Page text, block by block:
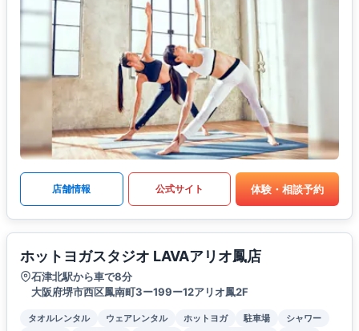
店舗情報 公式サイト 体験・相談予約
ホットヨガスタジオ LAVAアリオ鳳店
石津北駅から車で8分
大阪府堺市西区鳳南町3ー199ー12アリオ鳳2F
タオルレンタル ウェアレンタル ホットヨガ 駐車場
シャワー